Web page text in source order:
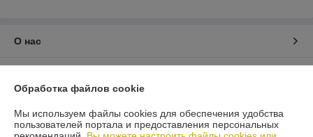
О нас
Обработка файлов cookie
Мы используем файлы cookies для обеспечения удобства
пользователей портала и предоставления персональных